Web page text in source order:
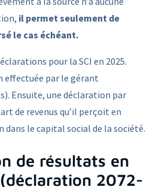
il permet seulement de
le cas échéant.
pour la SCI en 2025.
effectuée par le gérant
Ensuite, une déclaration par
de revenus qu’il perçoit en
le capital social de la société.
de résultats en
2072-